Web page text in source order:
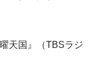
天国』（TBSラジ